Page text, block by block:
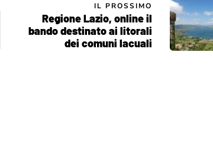
IL PROSSIMO
Regione Lazio, online il
bando destinato ai litorali
dei comuni lacuali